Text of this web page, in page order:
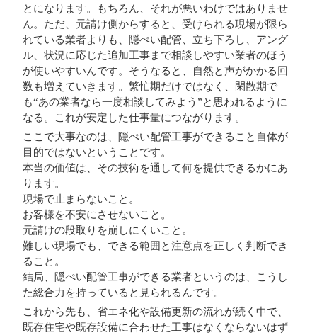
とになります。もちろん、それが悪いわけではありませ
ん。ただ、元請け側からすると、受けられる現場が限ら
れている業者よりも、隠ぺい配管、立ち下ろし、アング
ル、状況に応じた追加工事まで相談しやすい業者のほう
が使いやすいんです。そうなると、自然と声がかかる回
数も増えていきます。繁忙期だけではなく、閑散期で
も“あの業者なら一度相談してみよう”と思われるように
なる。これが安定した仕事量につながります。
ここで大事なのは、隠ぺい配管工事ができること自体が
目的ではないということです。
本当の価値は、その技術を通して何を提供できるかにあ
ります。
現場で止まらないこと。
お客様を不安にさせないこと。
元請けの段取りを崩しにくいこと。
難しい現場でも、できる範囲と注意点を正しく判断でき
ること。
結局、隠ぺい配管工事ができる業者というのは、こうし
た総合力を持っていると見られるんです。
これから先も、省エネ化や設備更新の流れが続く中で、
既存住宅や既存設備に合わせた工事はなくならないはず